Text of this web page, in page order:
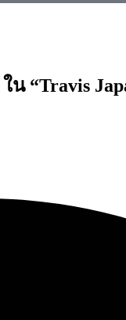
“Travis